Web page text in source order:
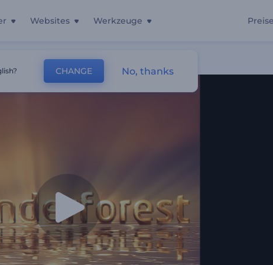
Websites Werkzeuge Preise
CHANGE No, thanks